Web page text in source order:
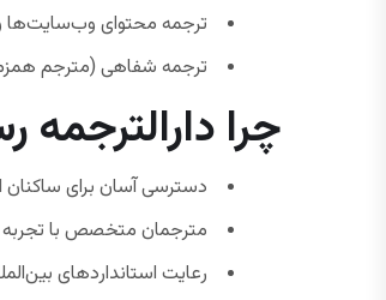
ترجمه محتوای وب‌سایت‌ها
ترجمه شفاهی (مترجم
چرا دارالترجمه
دسترسی آسان برای
مترجمان متخصص با تجربه
رعایت استانداردهای